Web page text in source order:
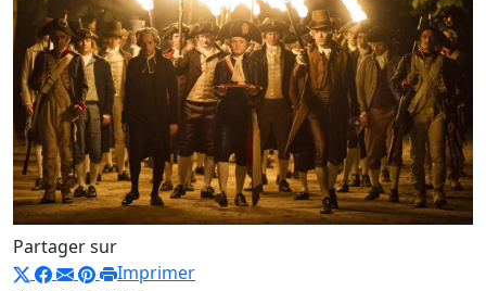
Partager sur
Imprimer